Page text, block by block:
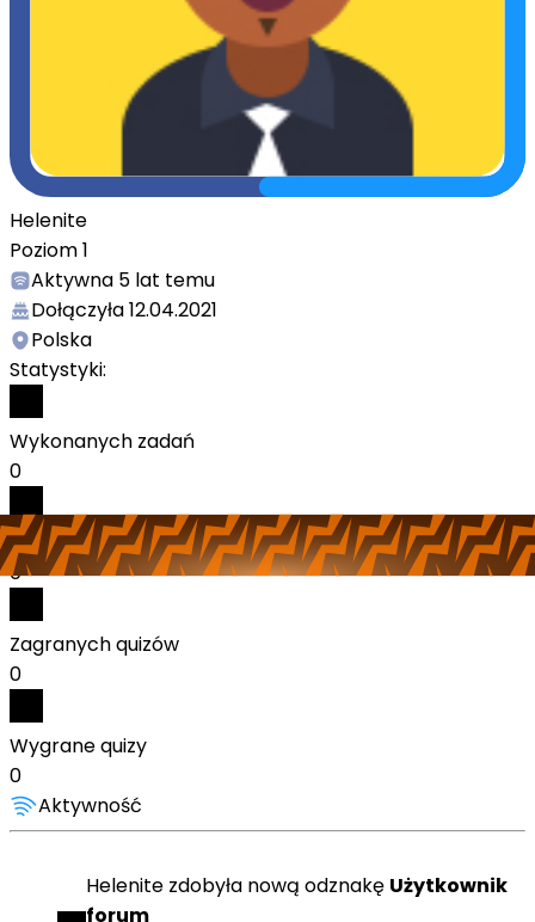
Helenite
Poziom1
Aktywna 5 lat temu
Dołączyła12.04.2021
Polska
Statystyki:
Wykonanych zadań
0
Odebranych nagród
0
Zagranych quizów
0
Wygrane quizy
0
Aktywność
Helenite zdobyła nową odznakę Użytkownik
forum